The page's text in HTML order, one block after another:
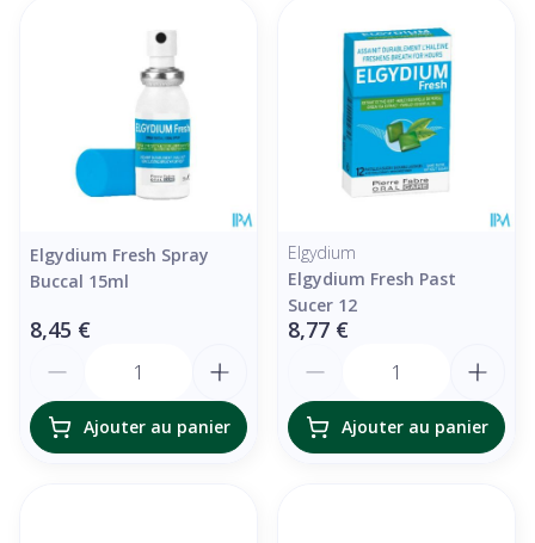
Elgydium Fresh Spray
Buccal 15ml
8,45 €
Ajouter au panier
Elgydium
Elgydium Fresh Past
Sucer 12
8,77 €
Ajouter au panier